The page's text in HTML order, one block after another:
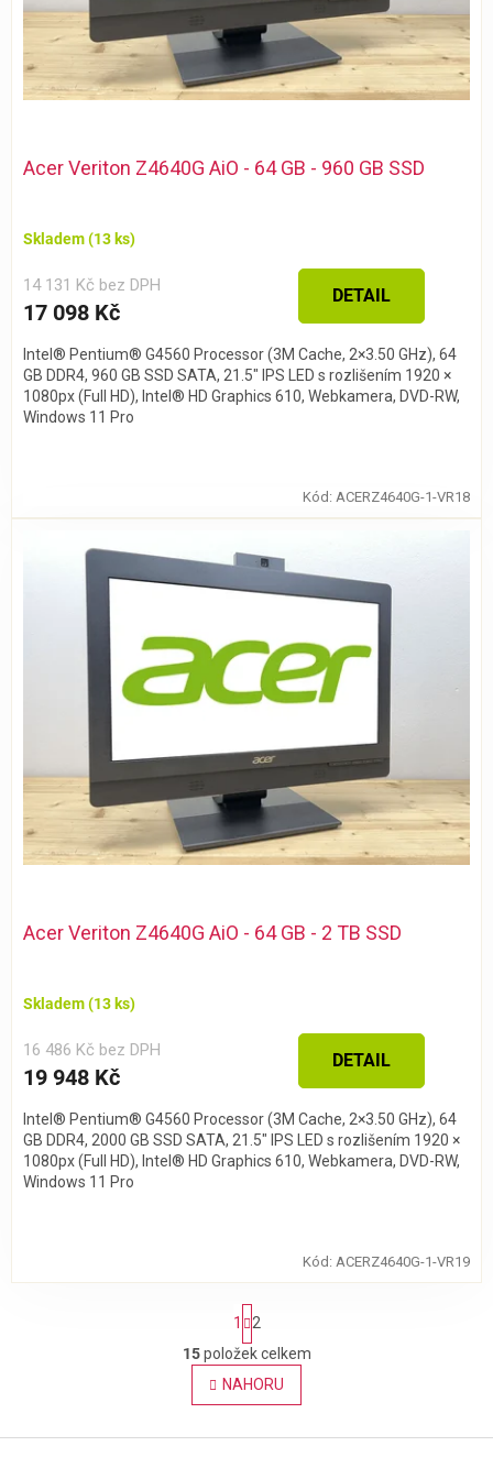
Acer Veriton Z4640G AiO - 64 GB - 960 GB SSD
Skladem(13 ks)
14 131 Kč bez DPH
17 098 Kč
DETAIL
Intel® Pentium® G4560 Processor (3M Cache, 2×3.50 GHz), 64
GB DDR4, 960 GB SSD SATA, 21.5″ IPS LED s rozlišením 1920 ×
1080px (Full HD), Intel® HD Graphics 610, Webkamera, DVD-RW,
Windows 11 Pro
Kód: ACERZ4640G-1-VR18
Acer Veriton Z4640G AiO - 64 GB - 2 TB SSD
Skladem(13 ks)
16 486 Kč bez DPH
19 948 Kč
DETAIL
Intel® Pentium® G4560 Processor (3M Cache, 2×3.50 GHz), 64
GB DDR4, 2000 GB SSD SATA, 21.5″ IPS LED s rozlišením 1920 ×
1080px (Full HD), Intel® HD Graphics 610, Webkamera, DVD-RW,
Windows 11 Pro
Kód: ACERZ4640G-1-VR19
O
v
l
S
t
r
á
n
k
v
1
2
15položek celkem
NAHORU